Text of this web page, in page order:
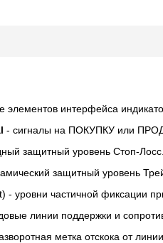
элементов интерфейса
- сигналы на ПОКУПКУ или
защитный уровень Стоп-Лосс.
защитный уровень
- уровни частичной фиксации
линии поддержки и
метка отскока от